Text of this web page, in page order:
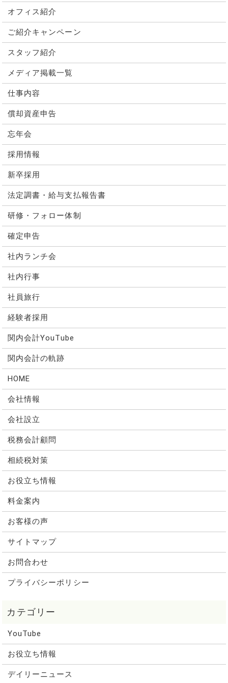
オフィス紹介
ご紹介キャンペーン
スタッフ紹介
メディア掲載一覧
仕事内容
償却資産申告
忘年会
採用情報
新卒採用
法定調書・給与支払報告書
研修・フォロー体制
確定申告
社内ランチ会
社内行事
社員旅行
経験者採用
関内会計YouTube
関内会計の軌跡
HOME
会社情報
会社設立
税務会計顧問
相続税対策
お役立ち情報
料金案内
お客様の声
サイトマップ
お問合わせ
プライバシーポリシー
YouTube
お役立ち情報
デイリーニュース